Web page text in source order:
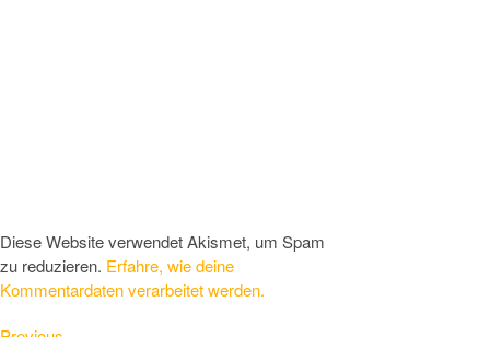
Diese Website verwendet Akismet, um Spam
zu reduzieren. Erfahre, wie deine
Kommentardaten verarbeitet werden.